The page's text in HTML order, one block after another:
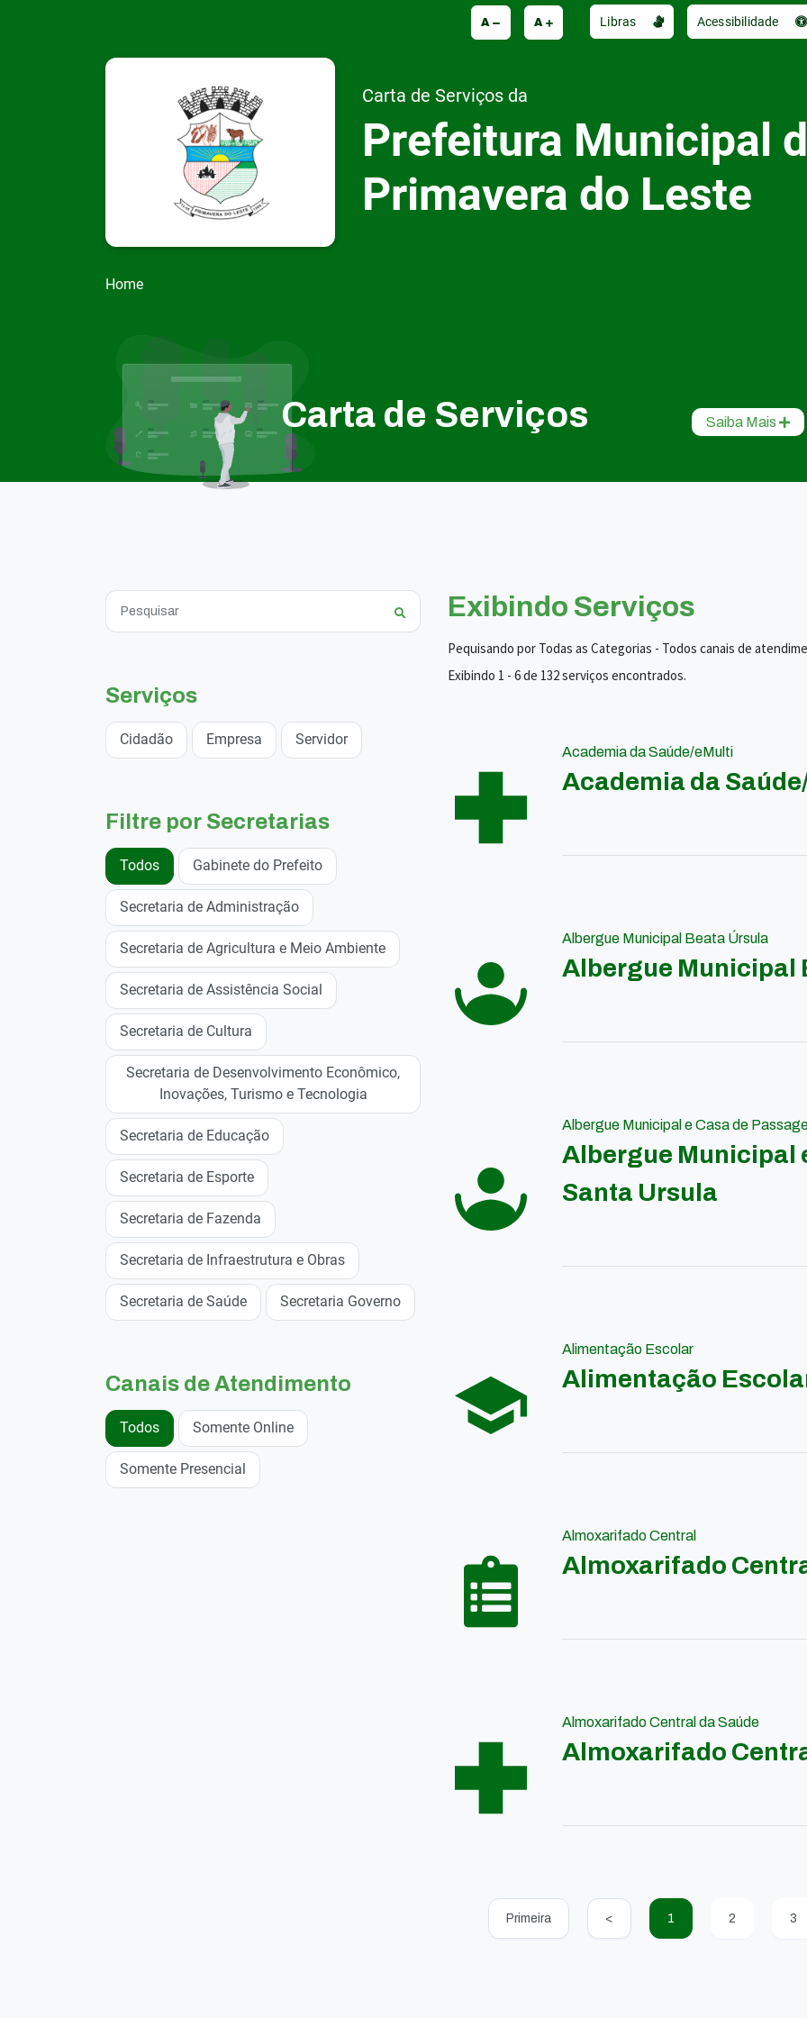
A A Libras Acessibilidade
Carta de Serviços da
Prefeitura Municipal
Primavera do Leste
Home
Carta de Serviços Saiba Mais
Serviços
Cidadão Empresa Servidor
Filtre por Secretarias
Todos Gabinete do Prefeito
Secretaria de Administração
Secretaria de Agricultura e Meio Ambiente
Secretaria de Assistência Social
Secretaria de Cultura
Secretaria de Desenvolvimento Econômico,
Inovações, Turismo e Tecnologia
Secretaria de Educação
Secretaria de Esporte
Secretaria de Fazenda
Secretaria de Infraestrutura e Obras
Secretaria de Saúde Secretaria Governo
Canais de Atendimento
Todos Somente Online
Somente Presencial
Exibindo Serviços
Pequisando por Todas as Categorias - Todos canais de
Exibindo 1 - 6 de 132 serviços encontrados.
Academia da Saúde/eMulti
Academia da
Albergue Municipal Beata Úrsula
Albergue Municipal
Albergue Municipal e Casa de
Albergue Municipal
Santa Ursula
Alimentação Escolar
Alimentação
Almoxarifado Central
Almoxarifado
Almoxarifado Central da Saúde
Almoxarifado
Primeira < 1 2 3